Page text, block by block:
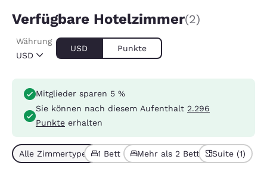
Verfügbare Hotelzimmer(2)
USD
Währung
USD Punkte
Mitglieder sparen 5 %
Sie können nach diesem Aufenthalt 2.296
Punkte erhalten
Alle Zimmertypen (2)1 Bett (1) Mehr als 2 Betten (1)Suite (1)